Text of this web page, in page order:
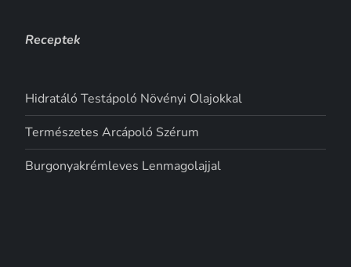
Receptek
Hidratáló Testápoló Növényi Olajokkal
Természetes Arcápoló Szérum
Burgonyakrémleves Lenmagolajjal